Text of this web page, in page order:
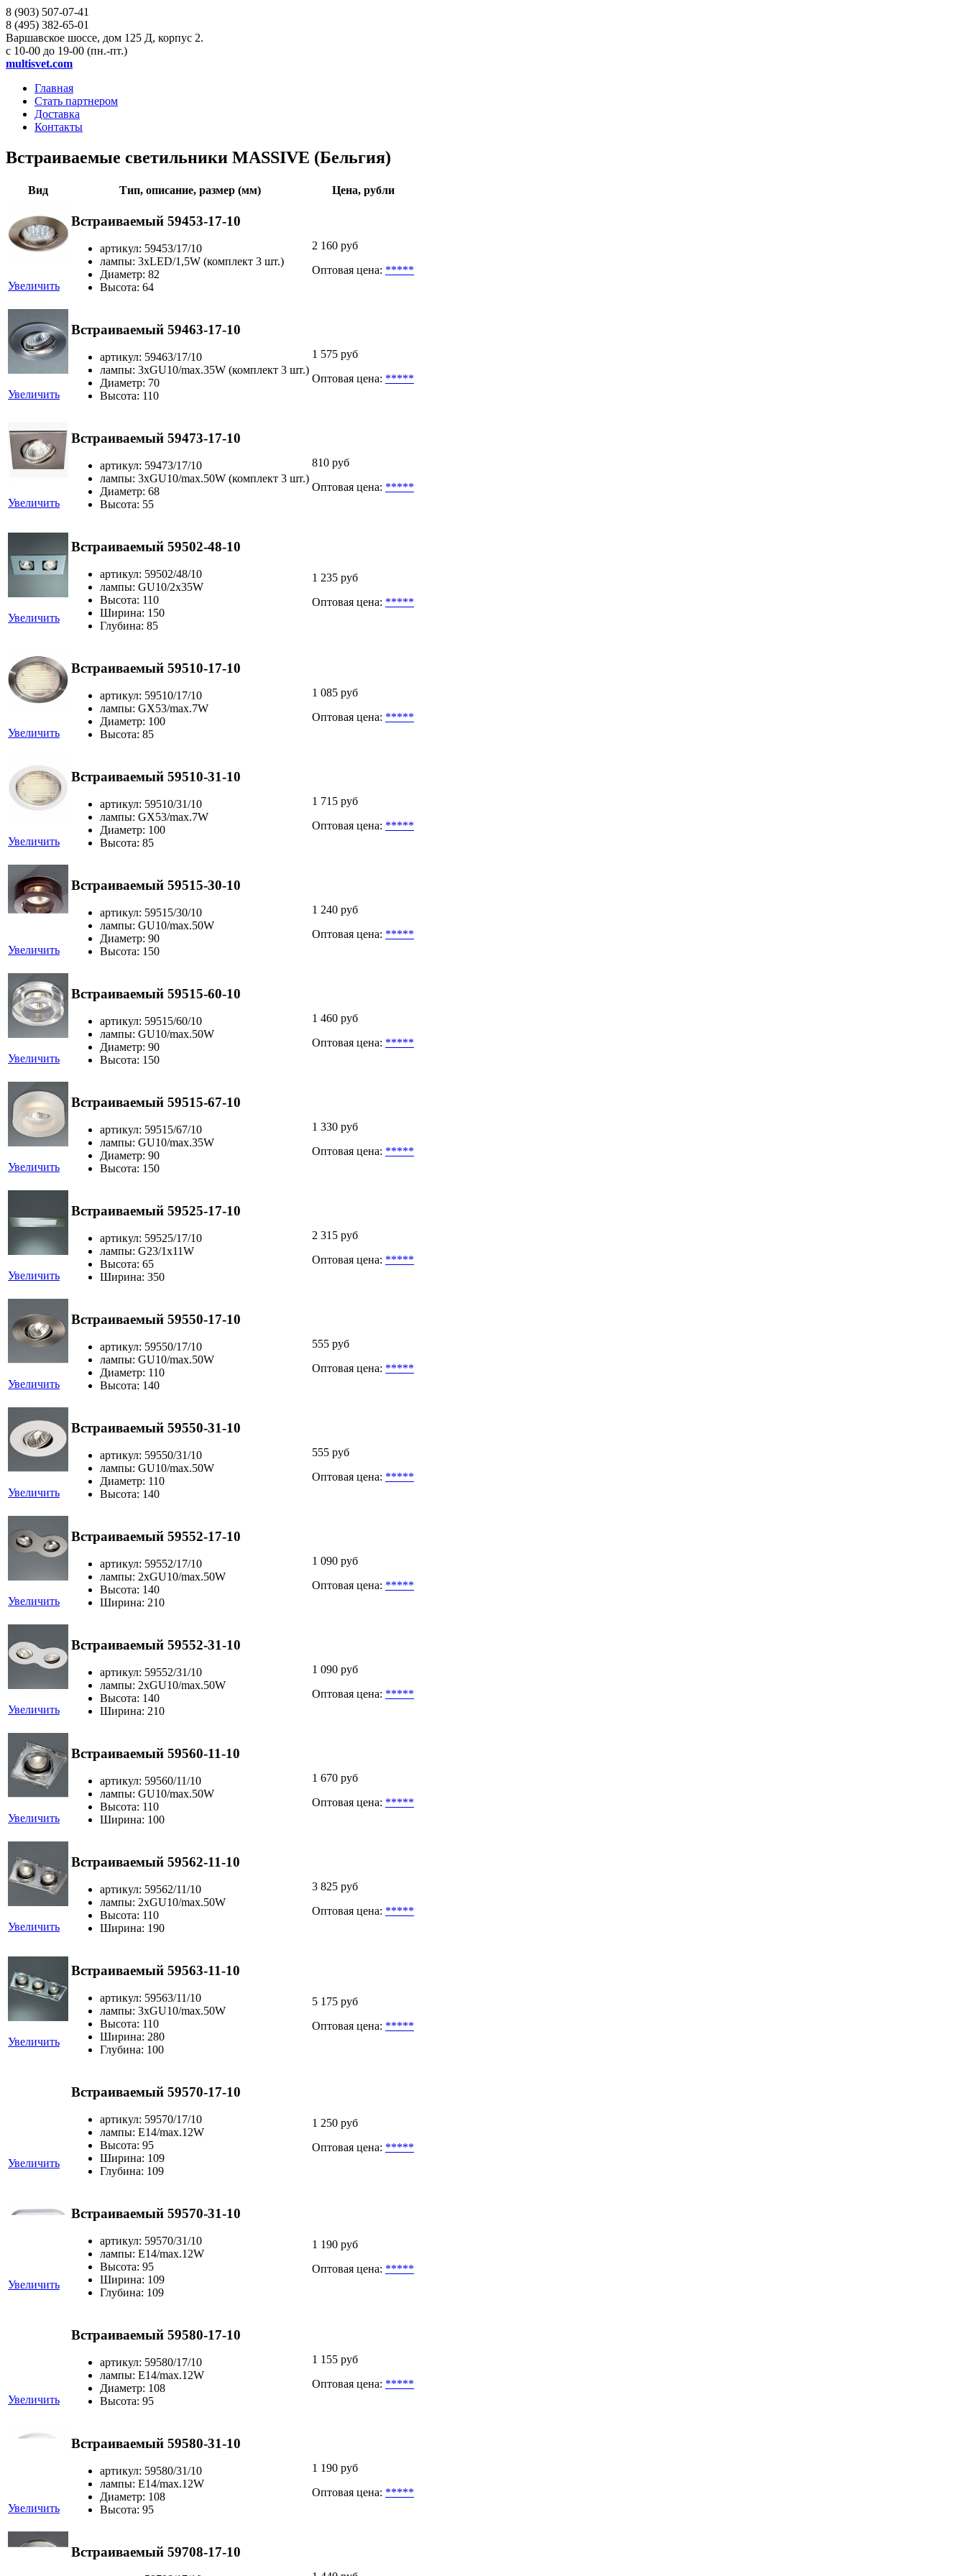
8 (903) 507-07-41
8 (495) 382-65-01
Варшавское шоссе, дом 125 Д, корпус 2.
с 10-00 до 19-00 (пн.-пт.)
multisvet.com
Главная
Стать партнером
Доставка
Контакты
Встраиваемые светильники MASSIVE (Бельгия)
Вид Тип, описание, размер (мм) Цена, рубли
Увеличить
Встраиваемый 59453-17-10
артикул: 59453/17/10
лампы: 3xLED/1,5W (комплект 3 шт.)
Диаметр: 82
Высота: 64
2 160 руб
Оптовая цена: *****
Увеличить
Встраиваемый 59463-17-10
артикул: 59463/17/10
лампы: 3хGU10/max.35W (комплект 3 шт.)
Диаметр: 70
Высота: 110
1 575 руб
Оптовая цена: *****
Увеличить
Встраиваемый 59473-17-10
артикул: 59473/17/10
лампы: 3хGU10/max.50W (комплект 3 шт.)
Диаметр: 68
Высота: 55
810 руб
Оптовая цена: *****
Увеличить
Встраиваемый 59502-48-10
артикул: 59502/48/10
лампы: GU10/2x35W
Высота: 110
Ширина: 150
Глубина: 85
1 235 руб
Оптовая цена: *****
Увеличить
Встраиваемый 59510-17-10
артикул: 59510/17/10
лампы: GX53/max.7W
Диаметр: 100
Высота: 85
1 085 руб
Оптовая цена: *****
Увеличить
Встраиваемый 59510-31-10
артикул: 59510/31/10
лампы: GX53/max.7W
Диаметр: 100
Высота: 85
1 715 руб
Оптовая цена: *****
Увеличить
Встраиваемый 59515-30-10
артикул: 59515/30/10
лампы: GU10/max.50W
Диаметр: 90
Высота: 150
1 240 руб
Оптовая цена: *****
Увеличить
Встраиваемый 59515-60-10
артикул: 59515/60/10
лампы: GU10/max.50W
Диаметр: 90
Высота: 150
1 460 руб
Оптовая цена: *****
Увеличить
Встраиваемый 59515-67-10
артикул: 59515/67/10
лампы: GU10/max.35W
Диаметр: 90
Высота: 150
1 330 руб
Оптовая цена: *****
Увеличить
Встраиваемый 59525-17-10
артикул: 59525/17/10
лампы: G23/1x11W
Высота: 65
Ширина: 350
2 315 руб
Оптовая цена: *****
Увеличить
Встраиваемый 59550-17-10
артикул: 59550/17/10
лампы: GU10/max.50W
Диаметр: 110
Высота: 140
555 руб
Оптовая цена: *****
Увеличить
Встраиваемый 59550-31-10
артикул: 59550/31/10
лампы: GU10/max.50W
Диаметр: 110
Высота: 140
555 руб
Оптовая цена: *****
Увеличить
Встраиваемый 59552-17-10
артикул: 59552/17/10
лампы: 2хGU10/max.50W
Высота: 140
Ширина: 210
1 090 руб
Оптовая цена: *****
Увеличить
Встраиваемый 59552-31-10
артикул: 59552/31/10
лампы: 2хGU10/max.50W
Высота: 140
Ширина: 210
1 090 руб
Оптовая цена: *****
Увеличить
Встраиваемый 59560-11-10
артикул: 59560/11/10
лампы: GU10/max.50W
Высота: 110
Ширина: 100
1 670 руб
Оптовая цена: *****
Увеличить
Встраиваемый 59562-11-10
артикул: 59562/11/10
лампы: 2хGU10/max.50W
Высота: 110
Ширина: 190
3 825 руб
Оптовая цена: *****
Увеличить
Встраиваемый 59563-11-10
артикул: 59563/11/10
лампы: 3хGU10/max.50W
Высота: 110
Ширина: 280
Глубина: 100
5 175 руб
Оптовая цена: *****
Увеличить
Встраиваемый 59570-17-10
артикул: 59570/17/10
лампы: Е14/max.12W
Высота: 95
Ширина: 109
Глубина: 109
1 250 руб
Оптовая цена: *****
Увеличить
Встраиваемый 59570-31-10
артикул: 59570/31/10
лампы: Е14/max.12W
Высота: 95
Ширина: 109
Глубина: 109
1 190 руб
Оптовая цена: *****
Увеличить
Встраиваемый 59580-17-10
артикул: 59580/17/10
лампы: Е14/max.12W
Диаметр: 108
Высота: 95
1 155 руб
Оптовая цена: *****
Увеличить
Встраиваемый 59580-31-10
артикул: 59580/31/10
лампы: Е14/max.12W
Диаметр: 108
Высота: 95
1 190 руб
Оптовая цена: *****
Встраиваемый 59708-17-10